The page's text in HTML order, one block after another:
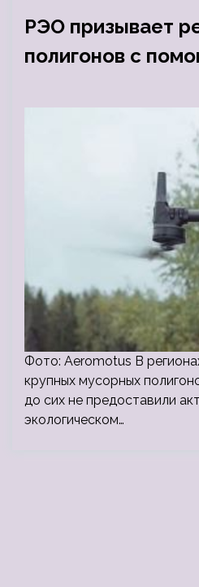
РЭО призывает
полигонов с
Фото: Aeromotus В
крупных мусорных
до сих не предоставили
экологическом…